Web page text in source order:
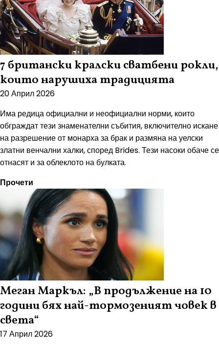
7 британски кралски сватбени рокли,
които нарушиха традицията
20 Април 2026
Има редица официални и неофициални норми, които
обграждат тези знаменателни събития, включително искане
на разрешение от монарха за брак и размяна на уелски
златни венчални халки, според Brides. Тези насоки обаче се
отнасят и за облеклото на булката.
Прочети
Меган Маркъл: „В продължение на 10
години бях най-тормозеният човек в
света“
17 Април 2026